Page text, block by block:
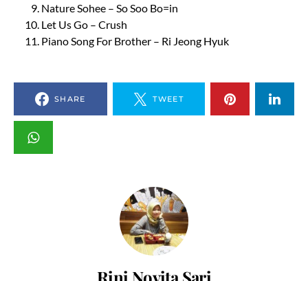
Nature Sohee – So Soo Bo=in
Let Us Go – Crush
Piano Song For Brother – Ri Jeong Hyuk
SHARE TWEET